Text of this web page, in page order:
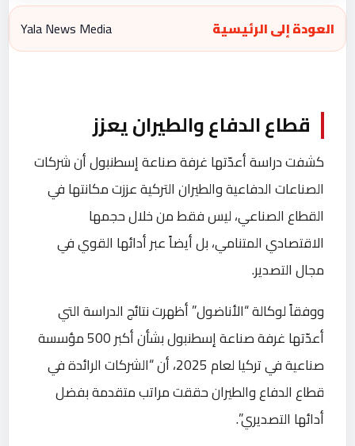
العودة إلى الرئيسية Yala News Media
قطاع الدفاع والطيران يعزز
كشفت دراسة أعدّتها غرفة صناعة إسطنبول أن شركات
الصناعات الدفاعية والطيران التركية عززت مكانتها في
القطاع الصناعي، ليس فقط من خلال حجمها
الاقتصادي المتنامي، بل أيضاً عبر أدائها القوي في
مجال التصدير.
ووفقاً لوكالة “الأناضول” أظهرت نتائج الدراسة التي
أعدّتها غرفة صناعة إسطنبول بشأن أكبر 500 مؤسسة
صناعية في تركيا لعام 2025، أن “الشركات الرائدة في
قطاع الدفاع والطيران حققت مراتب متقدمة بفضل
أدائها التصديري”.